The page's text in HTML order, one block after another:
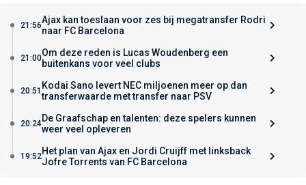
21:56Ajax kan toeslaan voor zes bij megatransfer Rodri
naar FC Barcelona
21:00Om deze reden is Lucas Woudenberg een
buitenkans voor veel clubs
20:51 Kodai Sano levert NEC miljoenen meer op dan
transferwaarde met transfer naar PSV
20:24De Graafschap en talenten: deze spelers kunnen
weer veel opleveren
19:52Het plan van Ajax en Jordi Cruijff met linksback
Jofre Torrents van FC Barcelona